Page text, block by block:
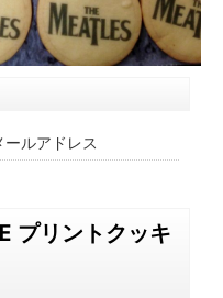
ルアドレス
プリントクッキ